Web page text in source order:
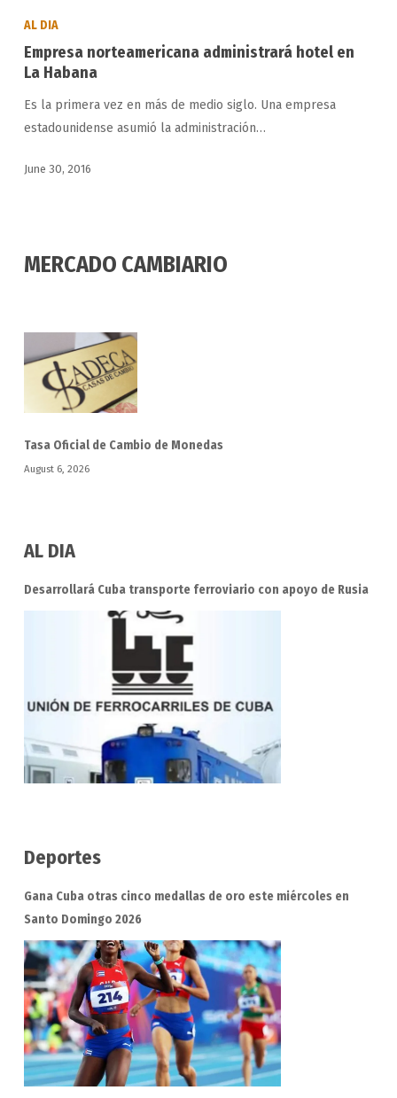
hotel
La
Habana
AL DIA
Empresa norteamericana administrará hotel en
La Habana
Es la primera vez en más de medio siglo. Una empresa
estadounidense asumió la administración…
June 30, 2016
MERCADO CAMBIARIO
Tasa Oficial de Cambio de Monedas
August 6, 2026
AL DIA
Desarrollará Cuba transporte ferroviario con apoyo de Rusia
Deportes
Gana Cuba otras cinco medallas de oro este miércoles en
Santo Domingo 2026